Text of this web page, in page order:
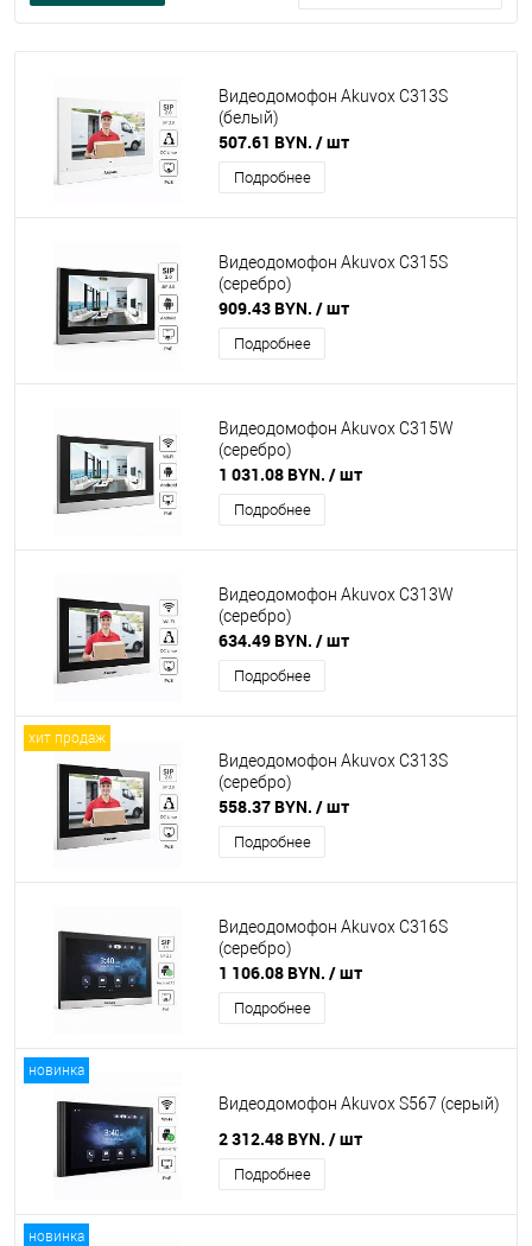
Видеодомофон Akuvox C313S
(белый)
507.61 BYN. / шт
Подробнее
Видеодомофон Akuvox C315S
(серебро)
909.43 BYN. / шт
Подробнее
Видеодомофон Akuvox C315W
(серебро)
1 031.08 BYN. / шт
Подробнее
Видеодомофон Akuvox C313W
(серебро)
634.49 BYN. / шт
Подробнее
хит продаж
Видеодомофон Akuvox C313S
(серебро)
558.37 BYN. / шт
Подробнее
Видеодомофон Akuvox C316S
(серебро)
1 106.08 BYN. / шт
Подробнее
новинка
Видеодомофон Akuvox S567 (серый)
2 312.48 BYN. / шт
Подробнее
новинка